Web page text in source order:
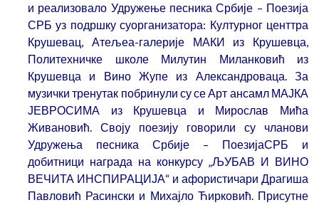
и реализовало Удружење песника Србије – Поезија
СРБ уз подршку суорганизатора: Културног центтра
Крушевац, Атељеа-галерије МАКИ из Крушевца,
Политехничке школе Милутин Миланковић из
Крушевца и Вино Жупе из Александроваца. За
музички тренутак побринули су се Арт ансамл МАЈКА
ЈЕВРОСИМА из Крушевца и Мирослав Мића
Живановић. Своју поезију говорили су чланови
Удружења песника Србије – ПоезијаСРБ и
добитници награда на конкурсу „ЉУБАВ И ВИНО
ВЕЧИТА ИНСПИРАЦИЈА“ и афористичари Драгиша
Павловић Расински и Михајло Ћирковић. Присутне